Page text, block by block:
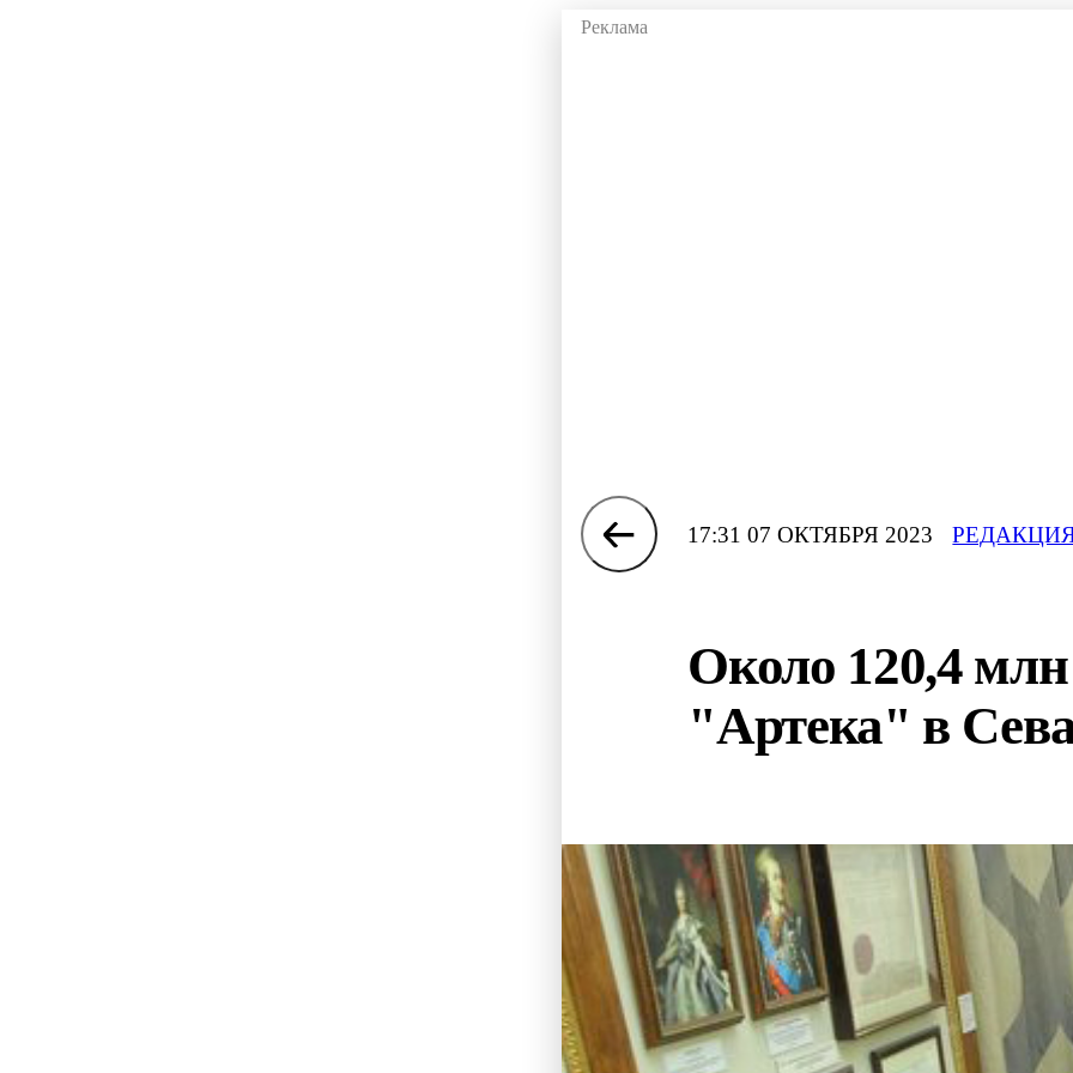
17:31 07 ОКТЯБРЯ 2023
Около 120,4
"Артека" в